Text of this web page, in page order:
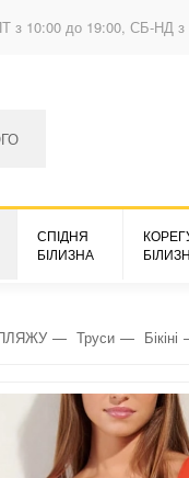
з 10:00 до 19:00, СБ-НД
СПІДНЯ
БІЛИЗНА
Труси Бікіні